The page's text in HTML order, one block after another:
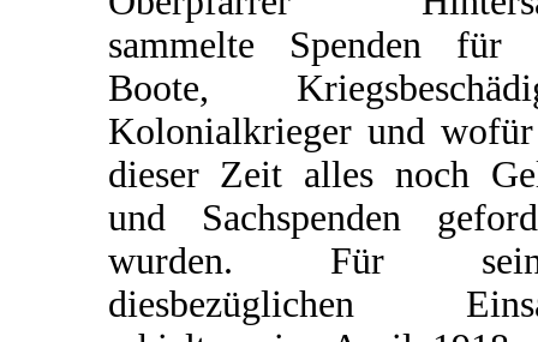
sammelte Spenden für
Boote,
Kolonialkrieger und
dieser Zeit alles noch
und Sachspenden
wurden. Für
diesbezüglichen